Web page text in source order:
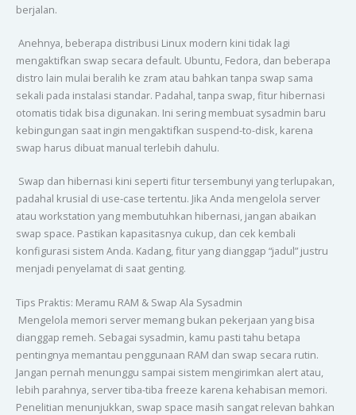
berjalan.
Anehnya, beberapa distribusi Linux modern kini tidak lagi
mengaktifkan swap secara default. Ubuntu, Fedora, dan beberapa
distro lain mulai beralih ke zram atau bahkan tanpa swap sama
sekali pada instalasi standar. Padahal, tanpa swap, fitur hibernasi
otomatis tidak bisa digunakan. Ini sering membuat sysadmin baru
kebingungan saat ingin mengaktifkan suspend-to-disk, karena
swap harus dibuat manual terlebih dahulu.
Swap dan hibernasi kini seperti fitur tersembunyi yang terlupakan,
padahal krusial di use-case tertentu. Jika Anda mengelola server
atau workstation yang membutuhkan hibernasi, jangan abaikan
swap space. Pastikan kapasitasnya cukup, dan cek kembali
konfigurasi sistem Anda. Kadang, fitur yang dianggap “jadul” justru
menjadi penyelamat di saat genting.
Tips Praktis: Meramu RAM & Swap Ala Sysadmin
Mengelola memori server memang bukan pekerjaan yang bisa
dianggap remeh. Sebagai sysadmin, kamu pasti tahu betapa
pentingnya memantau penggunaan RAM dan swap secara rutin.
Jangan pernah menunggu sampai sistem mengirimkan alert atau,
lebih parahnya, server tiba-tiba freeze karena kehabisan memori.
Penelitian menunjukkan, swap space masih sangat relevan bahkan